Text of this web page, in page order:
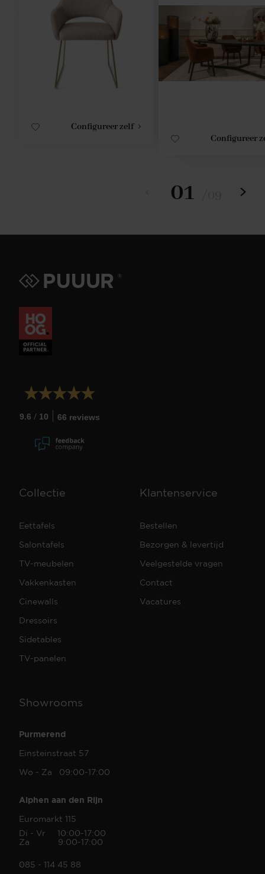
Configureer zelf
Configureer
01
9.6 / 10 66 reviews
Collectie
Eettafels
Salontafels
TV-meubelen
Vakkenkasten
Cinewalls
Dressoirs
Sidetables
TV-panelen
Klantenservice
Bestellen
Bezorgen & levertijd
Veelgestelde vragen
Contact
Vacatures
Showrooms
Purmerend
Einsteinstraat 57
Wo - Za 09:00-17:00
Alphen aan den Rijn
Euromarkt 115
Di - Vr 10:00-17:00
Za 9:00-17:00
085 - 114 45 88